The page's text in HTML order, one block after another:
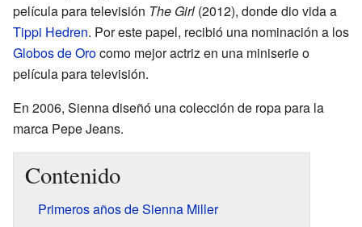
película para televisión The Girl (2012), donde dio vida a
Tippi Hedren. Por este papel, recibió una nominación a los
Globos de Orocomo mejor actriz en una miniserie o
película para televisión.
En 2006, Sienna diseñó una colección de ropa para la
marca Pepe Jeans.
Contenido
Primeros años de Sienna Miller